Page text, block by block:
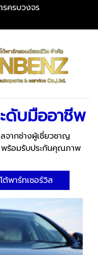
ครบวงจร
ดับมืออาชีพ
จากช่างผู้เชี่ยวชาญ
พร้อมรับประกันคุณภาพ
พาร์ทเซอร์วิส